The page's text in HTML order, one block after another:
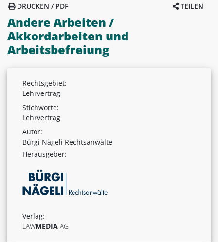
TEILEN
DRUCKEN / PDF
Andere Arbeiten /
Akkordarbeiten und
Arbeitsbefreiung
Rechtsgebiet:
Lehrvertrag
Stichworte:
Lehrvertrag
Autor:
Bürgi Nägeli Rechtsanwälte
Herausgeber:
Verlag:
LAWMEDIA AG